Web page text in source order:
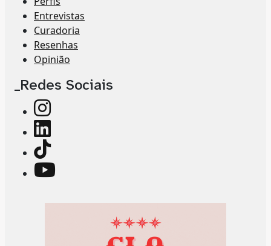
Entrevistas
Curadoria
Resenhas
Opinião
_Redes Sociais